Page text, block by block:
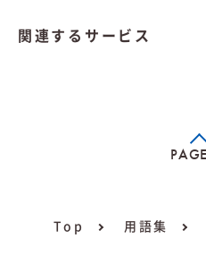
関連するサービス
Top 用語集